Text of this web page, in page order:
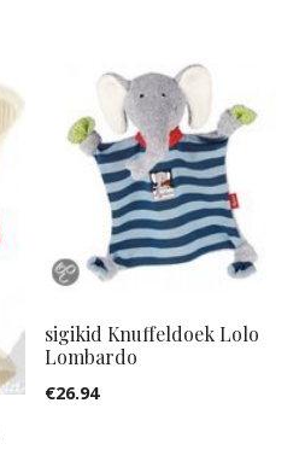
sigikid Knuffeldoek Lolo
Lombardo
€26.94